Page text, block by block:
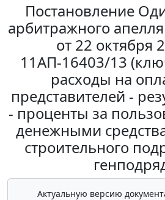
Постановление
арбитражного
от 22 октября
11АП-16403/13
расходы на
представителей -
- проценты за
денежными
строительного
Актуальную версию